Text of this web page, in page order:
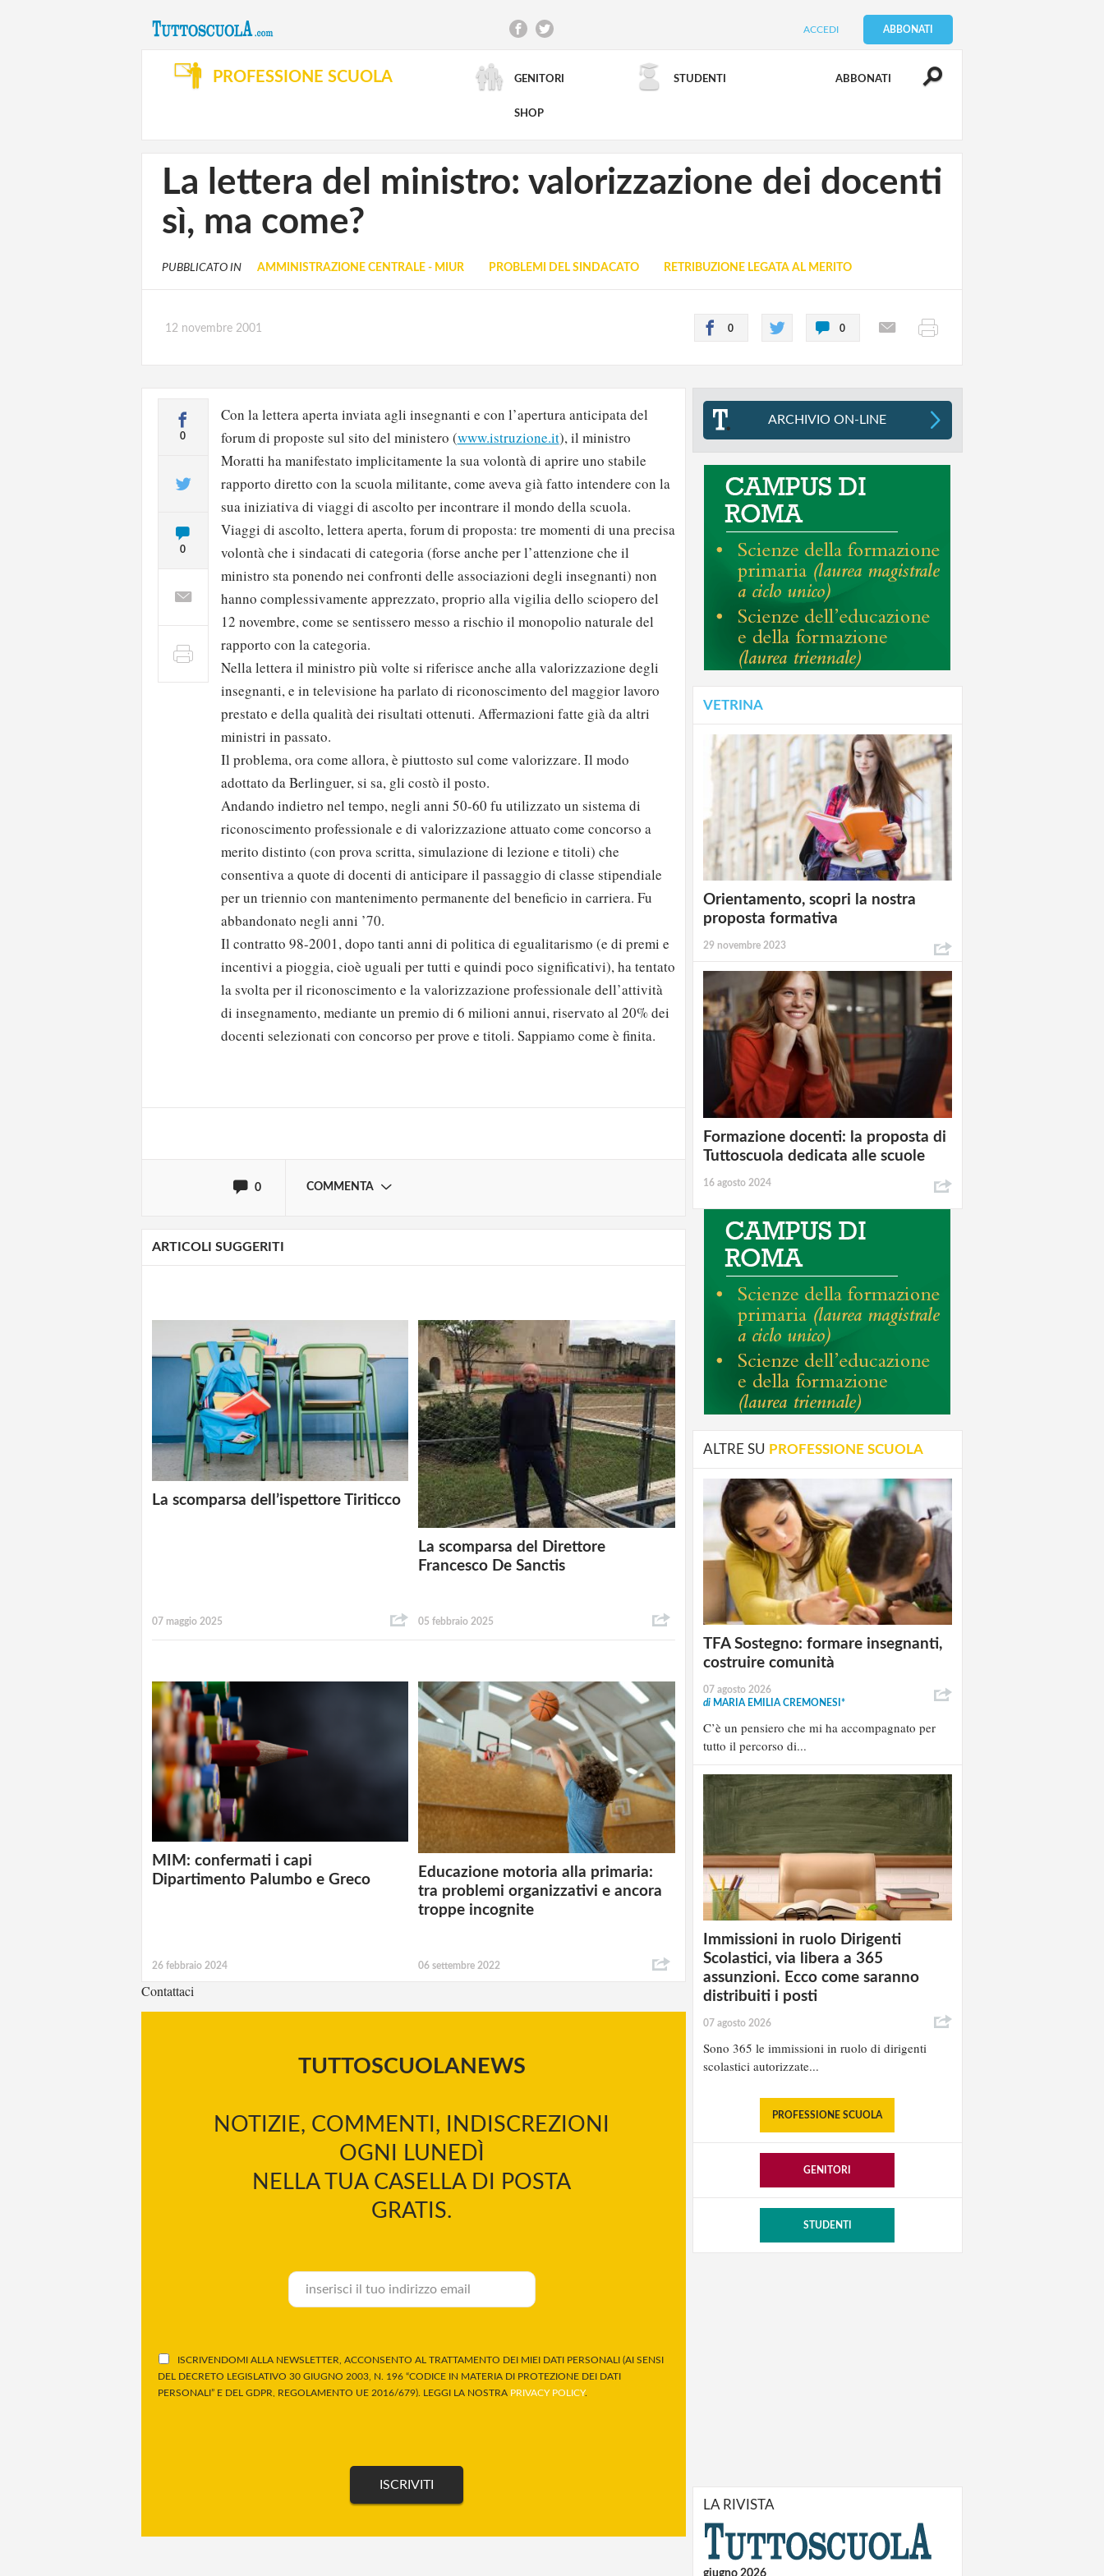
ACCEDI ABBONATI
PROFESSIONE SCUOLA GENITORI STUDENTI ABBONATI
SHOP
RICERCA AVANZATA
La lettera del ministro: valorizzazione dei docenti
sì, ma come?
PUBBLICATO IN AMMINISTRAZIONE CENTRALE - MIUR PROBLEMI DEL SINDACATO RETRIBUZIONE LEGATA AL MERITO
12 novembre 2001 0 0
0
0
Con la lettera aperta inviata agli insegnanti e con l’apertura anticipata del
forum di proposte sul sito del ministero (www.istruzione.it), il ministro
Moratti ha manifestato implicitamente la sua volontà di aprire uno stabile
rapporto diretto con la scuola militante, come aveva già fatto intendere con la
sua iniziativa di viaggi di ascolto per incontrare il mondo della scuola.
Viaggi di ascolto, lettera aperta, forum di proposta: tre momenti di una precisa
volontà che i sindacati di categoria (forse anche per l’attenzione che il
ministro sta ponendo nei confronti delle associazioni degli insegnanti) non
hanno complessivamente apprezzato, proprio alla vigilia dello sciopero del
12 novembre, come se sentissero messo a rischio il monopolio naturale del
rapporto con la categoria.
Nella lettera il ministro più volte si riferisce anche alla valorizzazione degli
insegnanti, e in televisione ha parlato di riconoscimento del maggior lavoro
prestato e della qualità dei risultati ottenuti. Affermazioni fatte già da altri
ministri in passato.
Il problema, ora come allora, è piuttosto sul come valorizzare. Il modo
adottato da Berlinguer, si sa, gli costò il posto.
Andando indietro nel tempo, negli anni 50-60 fu utilizzato un sistema di
riconoscimento professionale e di valorizzazione attuato come concorso a
merito distinto (con prova scritta, simulazione di lezione e titoli) che
consentiva a quote di docenti di anticipare il passaggio di classe stipendiale
per un triennio con mantenimento permanente del beneficio in carriera. Fu
abbandonato negli anni ’70.
Il contratto 98-2001, dopo tanti anni di politica di egualitarismo (e di premi e
incentivi a pioggia, cioè uguali per tutti e quindi poco significativi), ha tentato
la svolta per il riconoscimento e la valorizzazione professionale dell’attività
di insegnamento, mediante un premio di 6 milioni annui, riservato al 20% dei
docenti selezionati con concorso per prove e titoli. Sappiamo come è finita.
0 COMMENTA
Solo gli utenti registrati possono commentare!
ARTICOLI SUGGERITI
La scomparsa dell’ispettore Tiriticco
07 maggio 2025
La scomparsa del Direttore
Francesco De Sanctis
05 febbraio 2025
MIM: confermati i capi
Dipartimento Palumbo e Greco
26 febbraio 2024
Educazione motoria alla primaria:
tra problemi organizzativi e ancora
troppe incognite
06 settembre 2022
Contattaci
TUTTOSCUOLANEWS
NOTIZIE, COMMENTI, INDISCREZIONI
OGNI LUNEDÌ
NELLA TUA CASELLA DI POSTA
GRATIS.
ISCRIVENDOMI ALLA NEWSLETTER, ACCONSENTO AL TRATTAMENTO DEI MIEI DATI PERSONALI (AI SENSI
DEL DECRETO LEGISLATIVO 30 GIUGNO 2003, N. 196 “CODICE IN MATERIA DI PROTEZIONE DEI DATI
PERSONALI” E DEL GDPR, REGOLAMENTO UE 2016/679). LEGGI LA NOSTRA PRIVACY POLICY.
ARCHIVIO ON-LINE
VETRINA
Orientamento, scopri la nostra
proposta formativa
29 novembre 2023
Formazione docenti: la proposta di
Tuttoscuola dedicata alle scuole
16 agosto 2024
ALTRE SU PROFESSIONE SCUOLA
TFA Sostegno: formare insegnanti,
costruire comunità
07 agosto 2026
di MARIA EMILIA CREMONESI*
C’è un pensiero che mi ha accompagnato per
tutto il percorso di...
Immissioni in ruolo Dirigenti
Scolastici, via libera a 365
assunzioni. Ecco come saranno
distribuiti i posti
07 agosto 2026
Sono 365 le immissioni in ruolo di dirigenti
scolastici autorizzate...
PROFESSIONE SCUOLA
GENITORI
STUDENTI
LA RIVISTA
giugno 2026